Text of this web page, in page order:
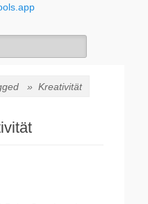
DigiTools.app
» Kreativität